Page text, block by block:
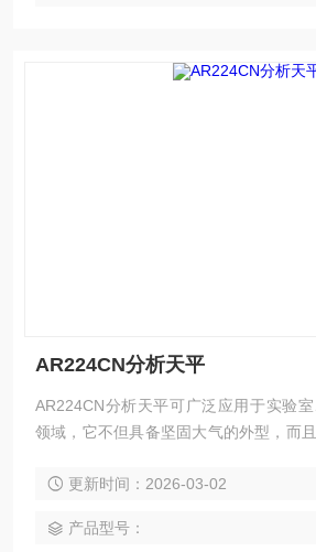
AR224CN分析天平
AR224CN分析天平可广泛应用于实验
领域，它不但具备坚固大气的外型，而
产品。更新时间：2026-03-02
产品型号：